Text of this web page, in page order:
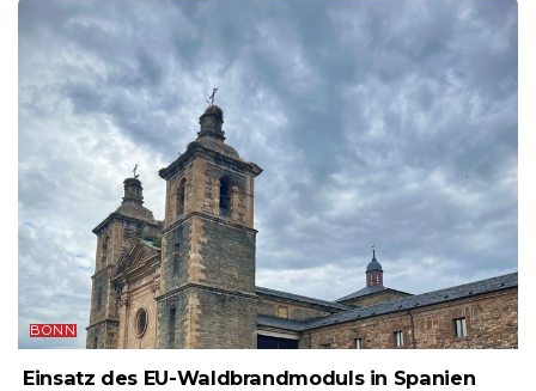
BONN
Einsatz des EU-Waldbrandmoduls in Spanien